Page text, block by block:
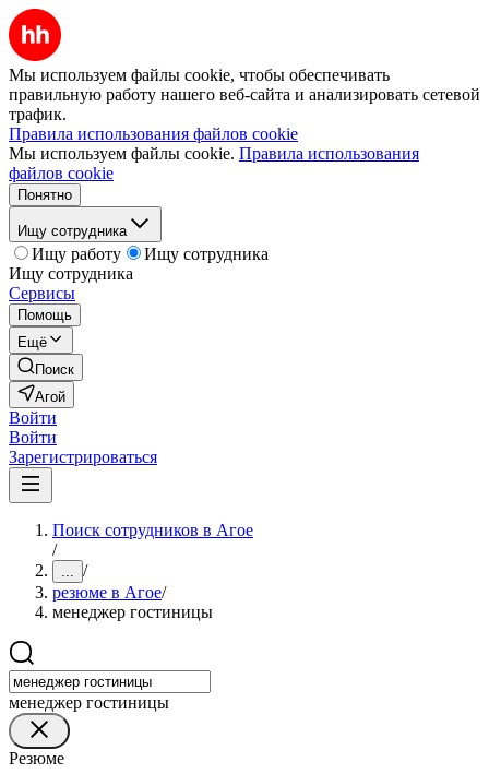
Мы используем файлы cookie, чтобы обеспечивать
правильную работу нашего веб-сайта и анализировать сетевой
трафик.
Правила использования файлов cookie
Мы используем файлы cookie. Правила использования
файлов cookie
Понятно
Ищу сотрудника
Ищу работу
Ищу сотрудника
Ищу сотрудника
Сервисы
Помощь
Ещё
Поиск
Агой
Войти
Войти
Зарегистрироваться
Поиск сотрудников в Агое
/
... /
резюме в Агое/
менеджер гостиницы
менеджер гостиницы
Резюме